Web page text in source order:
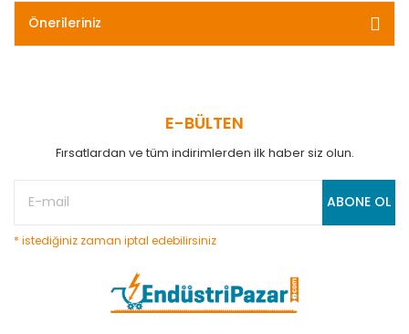
Önerileriniz
E-BÜLTEN
Fırsatlardan ve tüm indirimlerden ilk haber siz olun.
ABONE OL
* istediğiniz zaman iptal edebilirsiniz